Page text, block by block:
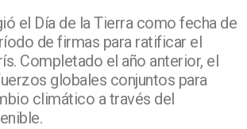
el Día de la Tierra como fecha de
de firmas para ratificar el
Completado el año anterior, el
globales conjuntos para
climático a través del